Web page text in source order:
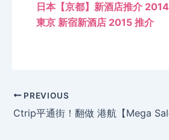
日本【京都】新酒店推介
東京 新宿新酒店 2015 推介
PREVIOUS